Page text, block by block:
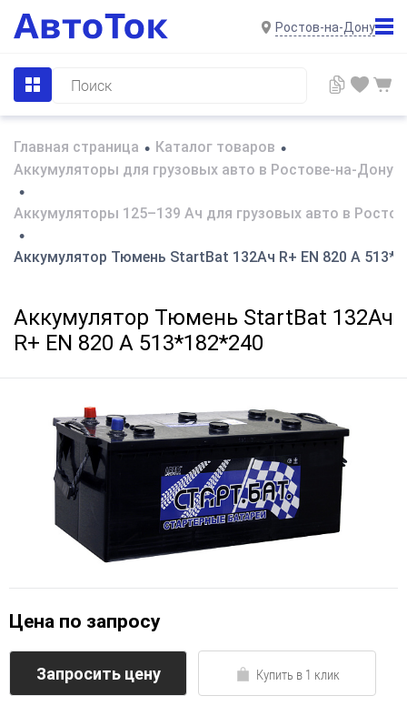
Ростов-на-Дону
Главная страница • Каталог товаров •
Аккумуляторы для грузовых авто в Ростове-на-Дону
•
Аккумуляторы 125–139 Ач для грузовых авто в
•
Аккумулятор Тюмень StartBat 132Ач R+ EN 820 А
Аккумулятор Тюмень StartBat 132Ач
R+ EN 820 А 513*182*240
Цена по запросу
Запросить цену Купить в 1 клик